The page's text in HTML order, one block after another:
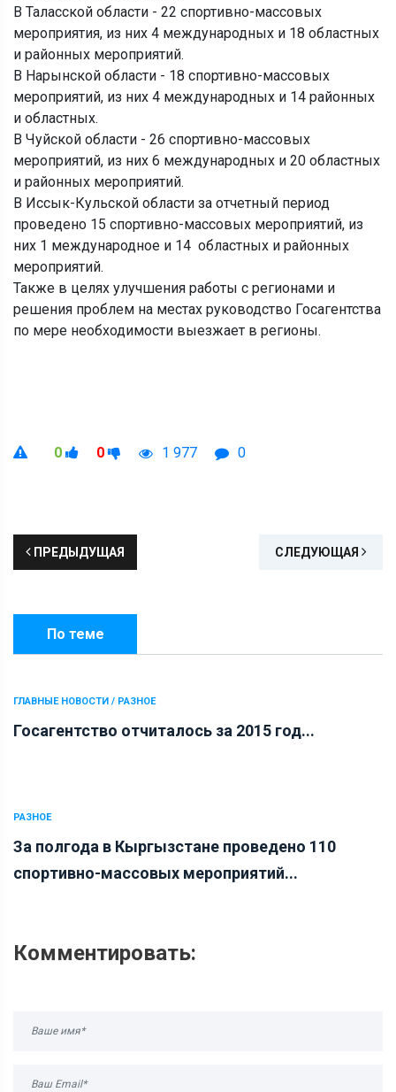
В Таласской области - 22 спортивно-массовых
мероприятия, из них 4 международных и 18 областных
и районных мероприятий.
В Нарынской области - 18 спортивно-массовых
мероприятий, из них 4 международных и 14 районных
и областных.
В Чуйской области - 26 спортивно-массовых
мероприятий, из них 6 международных и 20 областных
и районных мероприятий.
В Иссык-Кульской области за отчетный период
проведено 15 спортивно-массовых мероприятий, из
них 1 международное и 14 областных и районных
мероприятий.
Также в целях улучшения работы с регионами и
решения проблем на местах руководство Госагентства
по мере необходимости выезжает в регионы.
0 0 1 977 0
ПРЕДЫДУЩАЯ СЛЕДУЮЩАЯ
По теме
ГЛАВНЫЕ НОВОСТИ / РАЗНОЕ
Госагентство отчиталось за 2015 год...
РАЗНОЕ
За полгода в Кыргызстане проведено 110
спортивно-массовых мероприятий...
Комментировать: